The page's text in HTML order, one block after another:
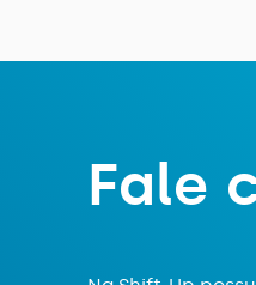
Fale